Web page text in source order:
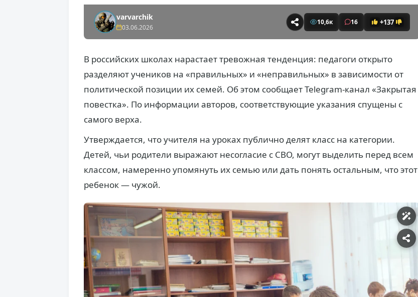
varvarchik
03.06.2026
10,6к 16 +137
В российских школах нарастает тревожная тенденция: педагоги открыто
разделяют учеников на «правильных» и «неправильных» в зависимости от
политической позиции их семей. Об этом сообщает Telegram-канал «Закрытая
повестка». По информации авторов, соответствующие указания спущены с
самого верха.
Утверждается, что учителя на уроках публично делят класс на категории.
Детей, чьи родители выражают несогласие с СВО, могут выделить перед всем
классом, намеренно упомянуть их семью или дать понять остальным, что этот
ребенок — чужой.